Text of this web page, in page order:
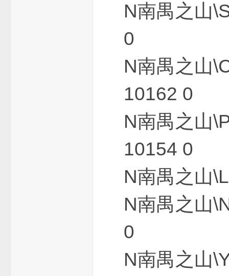
N南禺之
0
N南禺之
10162 0
N南禺之
10154 0
N南禺之
N南禺之
0
N南禺之